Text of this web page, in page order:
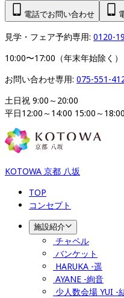
電話でお問い合わせ
見学・フェア予約専用: 0120-
10:00〜17:00（年末年始除く）
お問い合わせ専用: 075-551-
土日祝 9:00～20:00
平日12:00～14:00 15:00～
KOTOWA 京都 八坂
TOP
コンセプト
施設紹介
チャペル
バンケット
HARUKA -遥
AYANE -絢音
少人数会場 YUI -